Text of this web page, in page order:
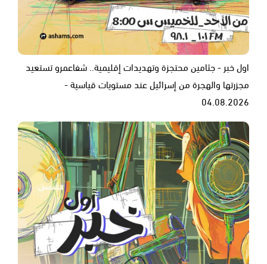
اول خبر - جثامين محتجزة وتهديدات إقليمية.. شفاعمرو تستعيد
مجزرتها والهجرة من إسرائيل عند مستويات قياسية -
04.08.2026